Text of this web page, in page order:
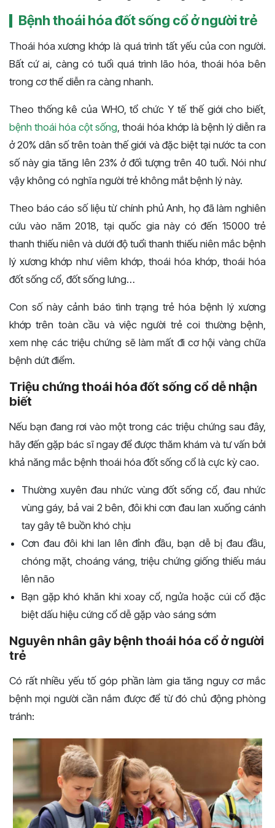
Bệnh thoái hóa đốt sống cổ ở người trẻ
Thoái hóa xương khớp là quá trình tất yếu của con người.
Bất cứ ai, càng có tuổi quá trình lão hóa, thoái hóa bên
trong cơ thể diễn ra càng nhanh.
Theo thống kê của WHO, tổ chức Y tế thế giới cho biết,
bệnh thoái hóa cột sống, thoái hóa khớp là bệnh lý diễn ra
ở 20% dân số trên toàn thế giới và đặc biệt tại nước ta con
số này gia tăng lên 23% ở đối tượng trên 40 tuổi. Nói như
vậy không có nghĩa người trẻ không mắt bệnh lý này.
Theo báo cáo số liệu từ chính phủ Anh, họ đã làm nghiên
cứu vào năm 2018, tại quốc gia này có đến 15000 trẻ
thanh thiếu niên và dưới độ tuổi thanh thiếu niên mắc bệnh
lý xương khớp như viêm khớp, thoái hóa khớp, thoái hóa
đốt sống cổ, đốt sống lưng…
Con số này cảnh báo tình trạng trẻ hóa bệnh lý xương
khớp trên toàn cầu và việc người trẻ coi thường bệnh,
xem nhẹ các triệu chứng sẽ làm mất đi cơ hội vàng chữa
bệnh dứt điểm.
Triệu chứng thoái hóa đốt sống cổ dễ nhận
biết
Nếu bạn đang rơi vào một trong các triệu chứng sau đây,
hãy đến gặp bác sĩ ngay để được thăm khám và tư vấn bởi
khả năng mắc bệnh thoái hóa đốt sống cổ là cực kỳ cao.
Thường xuyên đau nhức vùng đốt sống cổ, đau nhức
vùng gáy, bả vai 2 bên, đôi khi cơn đau lan xuống cánh
tay gây tê buồn khó chịu
Cơn đau đôi khi lan lên đỉnh đầu, bạn dễ bị đau đầu,
chóng mặt, choáng váng, triệu chứng giống thiếu máu
lên não
Bạn gặp khó khăn khi xoay cổ, ngửa hoặc cúi cổ đặc
biệt dấu hiệu cứng cổ dễ gặp vào sáng sớm
Nguyên nhân gây bệnh thoái hóa cổ ở người
trẻ
Có rất nhiều yếu tố góp phần làm gia tăng nguy cơ mắc
bệnh mọi người cần nắm được để từ đó chủ động phòng
tránh: